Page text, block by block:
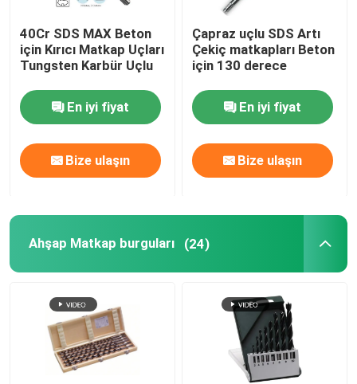
40Cr SDS MAX Beton
için Kırıcı Matkap Uçları
Tungsten Karbür Uçlu
En iyi fiyat
Bize ulaşın
Çapraz uçlu SDS Artı
Çekiç matkapları Beton
için 130 derece
En iyi fiyat
Bize ulaşın
Ahşap Matkap burguları (24)